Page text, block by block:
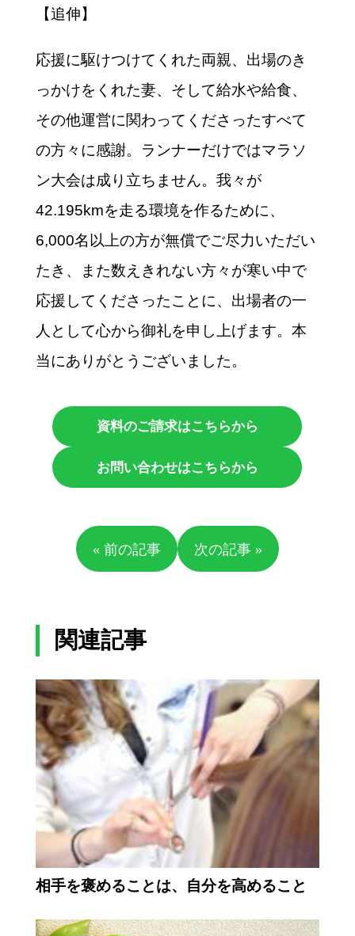
【追伸】
応援に駆けつけてくれた両親、出場のき
っかけをくれた妻、そして給水や給食、
その他運営に関わってくださったすべて
の方々に感謝。ランナーだけではマラソ
ン大会は成り立ちません。我々が
42.195kmを走る環境を作るために、
6,000名以上の方が無償でご尽力いただい
たき、また数えきれない方々が寒い中で
応援してくださったことに、出場者の一
人として心から御礼を申し上げます。本
当にありがとうございました。
資料のご請求はこちらから
お問い合わせはこちらから
« 前の記事 次の記事 »
関連記事
相手を褒めることは、自分を高めること